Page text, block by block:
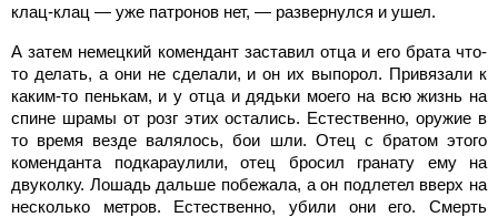
клац-клац — уже патронов нет, — развернулся и ушел.
А затем немецкий комендант заставил отца и его брата что-
то делать, а они не сделали, и он их выпорол. Привязали к
каким-то пенькам, и у отца и дядьки моего на всю жизнь на
спине шрамы от розг этих остались. Естественно, оружие в
то время везде валялось, бои шли. Отец с братом этого
коменданта подкараулили, отец бросил гранату ему на
двуколку. Лошадь дальше побежала, а он подлетел вверх на
несколько метров. Естественно, убили они его. Смерть